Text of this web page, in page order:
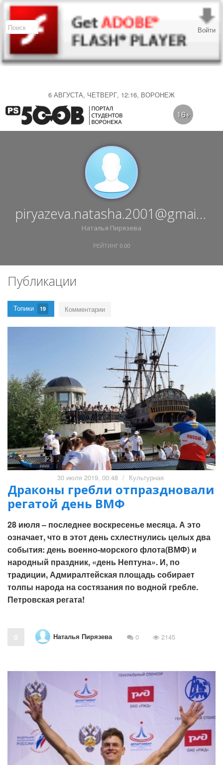
6 АВГУСТА, ЧЕТВЕРГ, 12:16, ВОРОНЕЖ
Войти
16+
piryazeva.natasha.2001@gmail.c
Наталья Пирязева
РЕЙТИНГ 0.00
Публикации
Топики 19 Комментарии
30 июля 2019, 00:48 / Культурная
Драконы гребли отпраздновали
регатой день ВМФ
28 июля – последнее воскресенье месяца. А это
означает, что в этот день схлестнулись целых два
события: день военно-морского флота(ВМФ) и
народный праздник, «день Нептуна». И, по
традиции, Адмиралтейская площадь собирает
толпы народа на состязания по водной гребле.
Петровская регата!
0 Наталья Пирязева 0 2145